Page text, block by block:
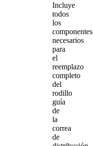
Incluye
todos
los
componentes
necesarios
para
el
reemplazo
completo
del
rodillo
guía
de
la
correa
de